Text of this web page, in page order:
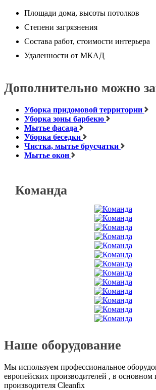
Площади дома, высоты потолков
Степени загрязнения
Состава работ, стоимости интерьера
Удаленности от МКАД
Дополнительно можно
Уборка придомовой территории
Уборка зоны барбекю
Мытье фасада
Уборка беседки
Чистка, мытье брусчатки
Мытье окон
Команда
Наше оборудование
Мы используем профессиональное
европейских производителей , в основном
производителя Cleanfix